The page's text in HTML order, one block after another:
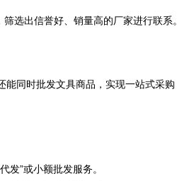
选出信誉好、销量高的厂家进行联
同时批发文具商品，实现一站式采
发”或小额批发服务。